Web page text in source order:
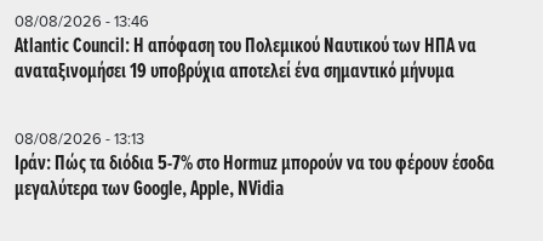
08/08/2026 - 13:46
Atlantic Council: Η απόφαση του Πολεμικού Ναυτικού των ΗΠΑ να
αναταξινομήσει 19 υποβρύχια αποτελεί ένα σημαντικό μήνυμα
08/08/2026 - 13:13
Ιράν: Πώς τα διόδια 5-7% στο Hormuz μπορούν να του φέρουν έσοδα
μεγαλύτερα των Google, Apple, NVidia